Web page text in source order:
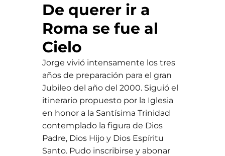
De querer ir a
Roma se fue al
Cielo
Jorge vivió intensamente los tres
años de preparación para el gran
Jubileo del año del 2000. Siguió el
itinerario propuesto por la Iglesia
en honor a la Santísima Trinidad
contemplado la figura de Dios
Padre, Dios Hijo y Dios Espíritu
Santo. Pudo inscribirse y abonar